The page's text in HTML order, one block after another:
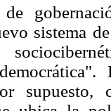
sistema